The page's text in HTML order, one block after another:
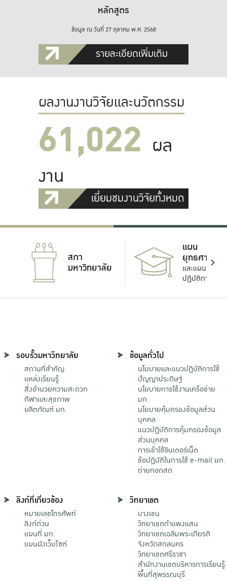
หลักสูตร
ข้อมูล ณ วันที่ 27 ตุลาคม พ.ศ. 2568
รายละเอียดเพิ่มเติม
ผลงานงานวิจัยและนวัตกรรม
61,022 ผล
งาน
เยี่ยมชมงานวิจัยทั้งหมด
สภา
มหาวิทยาลัย
แผน
ยุทธศาสตร์
และแผน
ปฏิบัติการ
รอบรั้วมหาวิทยาลัย
สถานที่สำคัญ
แหล่งเรียนรู้
สิ่งอำนวยความสะดวก
กีฬาและสุขภาพ
ผลิตภัณฑ์ มก.
ข้อมูลทั่วไป
นโยบายและแนวปฏิบัติการใช้
ปัญญาประดิษฐ์
นโยบายการใช้งานเครือข่าย
มก.
นโยบายคุ้มครองข้อมูลส่วน
บุคคล
แนวปฏิบัติการคุ้มครองข้อมูล
ส่วนบุคคล
การเข้าใช้อินเตอร์เน็ต
ข้อปฏิบัติในการใช้ e-mail มก.
ถ่ายทอดสด
ลิงก์ที่เกี่ยวข้อง
หมายเลขโทรศัพท์
ลิงก์ด่วน
แผนที่ มก.
แผนผังเว็บไซต์
วิทยาเขต
บางเขน
วิทยาเขตกําแพงแสน
วิทยาเขตเฉลิมพระเกียรติ
จังหวัดสกลนคร
วิทยาเขตศรีราชา
สำนักงานเขตบริหารการเรียนรู้
พื้นที่สุพรรณบุรี